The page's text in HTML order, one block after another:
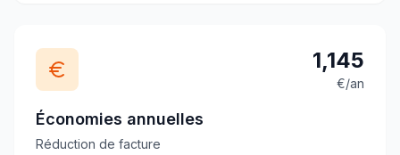
1,145
€/an
Économies annuelles
Réduction de facture